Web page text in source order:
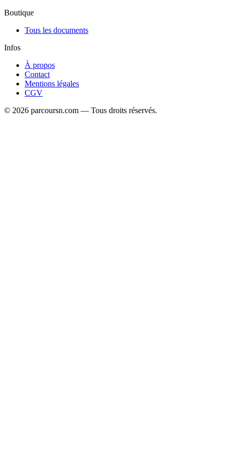
Boutique
Tous les documents
Infos
À propos
Contact
Mentions légales
CGV
© 2026 parcoursn.com — Tous droits réservés.